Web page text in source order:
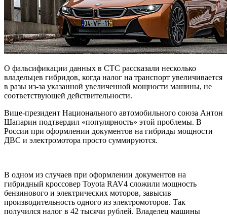
О фальсификации данных в СТС рассказали несколько
владельцев гибридов, когда налог на транспорт увеличивается
в разы из-за указанной увеличенной мощности машины, не
соответствующей действительности.
Вице-президент Национального автомобильного союза Антон
Шапарин подтвердил «популярность» этой проблемы. В
России при оформлении документов на гибриды мощности
ДВС и электромотора просто суммируются.
В одном из случаев при оформлении документов на
гибридный кроссовер Toyota RAV4 сложили мощность
бензинового и электрических моторов, завысив
производительность одного из электромоторов. Так
получился налог в 42 тысячи рублей. Владелец машины